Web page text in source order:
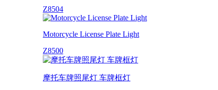
Z8504
Motorcycle License Plate Light
Z8500
摩托车牌照尾灯 车牌框灯